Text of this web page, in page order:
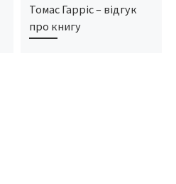
Томас Гарріс – відгук
про книгу